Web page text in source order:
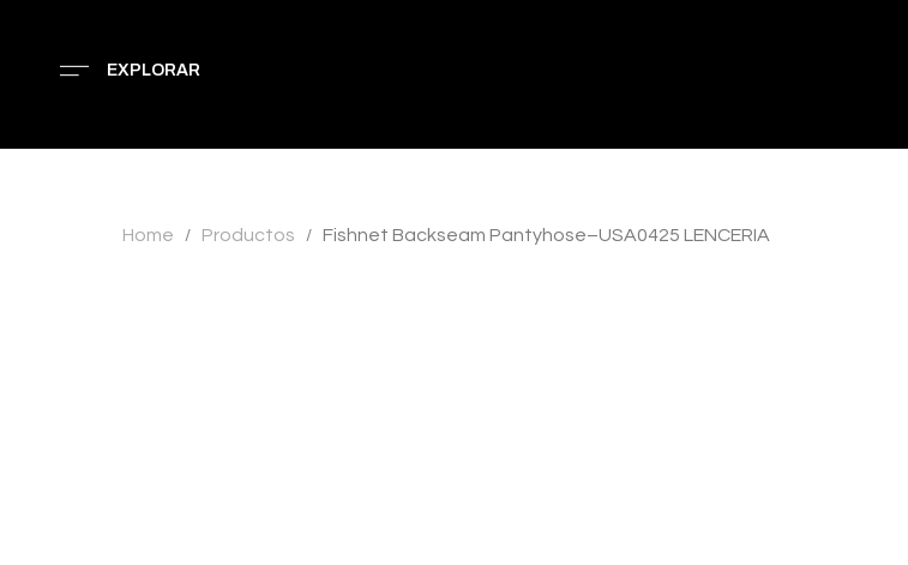
EXPLORAR
Home / Productos / Fishnet Backseam Pantyhose–USA0425 LENCERIA